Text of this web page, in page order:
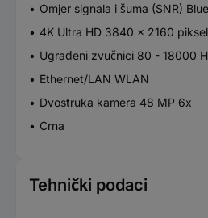
Omjer signala i šuma (SNR)
4K Ultra HD 3840 x 2160
Ugrađeni zvučnici 80 - 18000
Ethernet/LAN WLAN
Dvostruka kamera 48 MP 6x
Crna
Tehnički podaci